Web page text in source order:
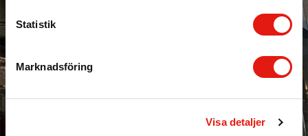
k
e
s
v
a
l
Statistik
Marknadsföring
Visa detaljer